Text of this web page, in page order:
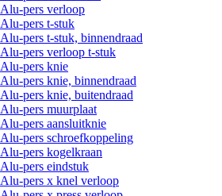
Alu-pers verloop
Alu-pers t-stuk
Alu-pers t-stuk, binnendraad
Alu-pers verloop t-stuk
Alu-pers knie
Alu-pers knie, binnendraad
Alu-pers knie, buitendraad
Alu-pers muurplaat
Alu-pers aansluitknie
Alu-pers schroefkoppeling
Alu-pers kogelkraan
Alu-pers eindstuk
Alu-pers x knel verloop